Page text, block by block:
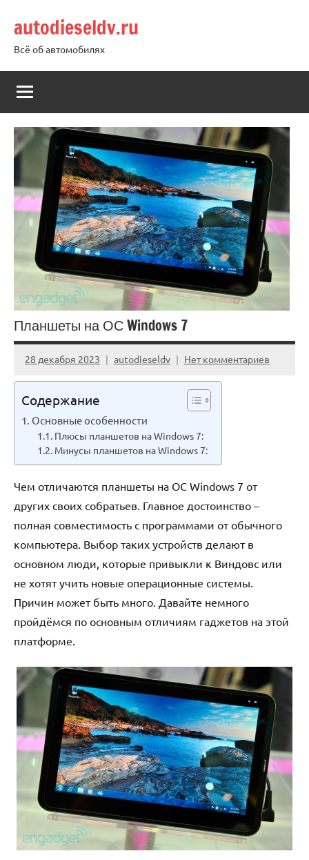
содержимому
autodieseldv.ru
Всё об автомобилях
Планшеты на ОС Windows 7
28 декабря 2023 autodieseldv Нет комментариев
Содержание
Основные особенности
Плюсы планшетов на Windows 7:
Минусы планшетов на Windows 7:
Чем отличаются планшеты на ОС Windows 7 от
других своих собратьев. Главное достоинство –
полная совместимость с программами от обычного
компьютера. Выбор таких устройств делают в
основном люди, которые привыкли к Виндовс или
не хотят учить новые операционные системы.
Причин может быть много. Давайте немного
пройдёмся по основным отличиям гаджетов на этой
платформе.